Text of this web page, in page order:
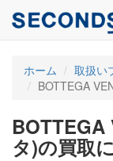
ホーム
取扱い
BOTTEGA
BOTTEGA
タ)の買取